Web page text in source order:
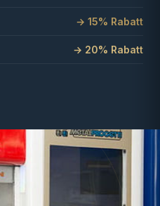
→ 15% Rabatt
→ 20% Rabatt